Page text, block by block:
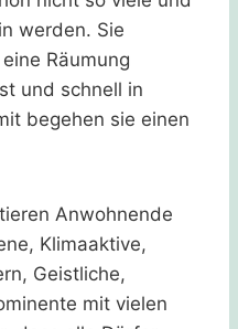
werden. Sie
Räumung
und schnell in
begehen sie einen
Anwohnende
Klimaaktive,
Geistliche,
mit vielen